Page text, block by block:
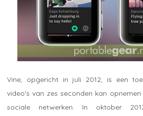
Vine, opgericht in juli 2012, is een
video's van zes seconden kan
sociale netwerken. In oktober